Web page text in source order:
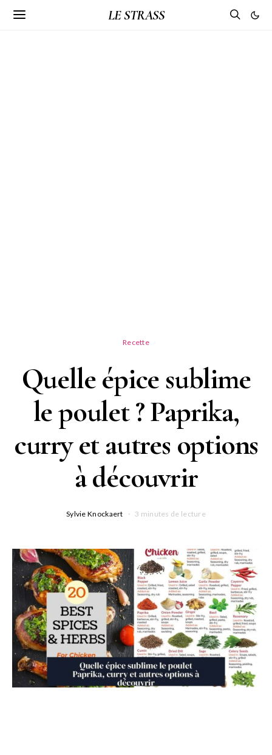
LE STRASS
Recette
Quelle épice sublime
le poulet ? Paprika,
curry et autres options
à découvrir
Sylvie Knockaert 3 minutes de lecture